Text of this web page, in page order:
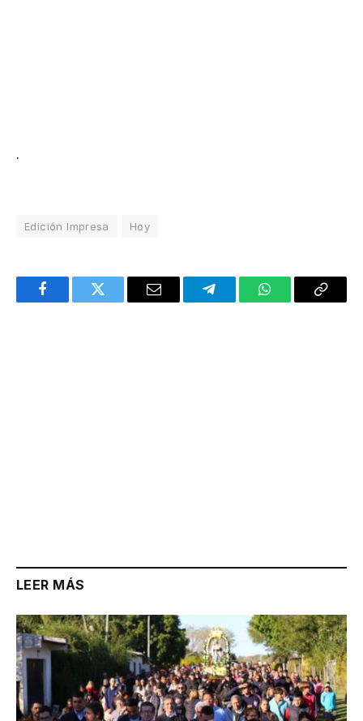
.
Edición Impresa Hoy
FacebookTwitter Email TelegramWhatsAppCopy
LEER MÁS